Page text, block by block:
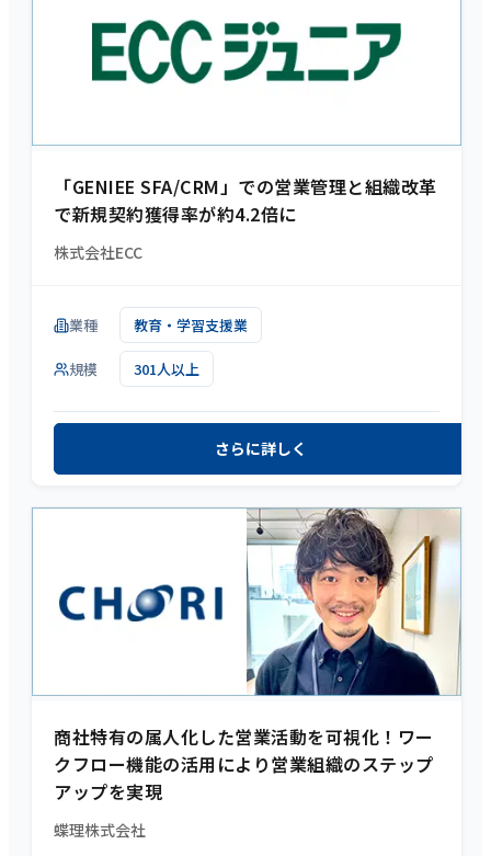
「GENIEE SFA/CRM」での営業管理と組織改革
で新規契約獲得率が約4.2倍に
株式会社ECC
業種 教育・学習支援業
規模 301人以上
さらに詳しく
商社特有の属人化した営業活動を可視化！ワー
クフロー機能の活用により営業組織のステップ
アップを実現
蝶理株式会社